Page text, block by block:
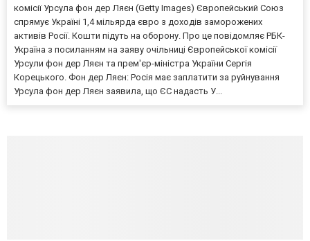
комісії Урсула фон дер Ляєн (Getty Images) Європейський Союз
спрямує Україні 1,4 мільярда євро з доходів заморожених
активів Росії. Кошти підуть на оборону. Про це повідомляє РБК-
Україна з посиланням на заяву очільниці Європейської комісії
Урсули фон дер Ляєн та прем'єр-міністра України Сергія
Корецького. Фон дер Ляєн: Росія має заплатити за руйнування
Урсула фон дер Ляєн заявила, що ЄС надасть У...